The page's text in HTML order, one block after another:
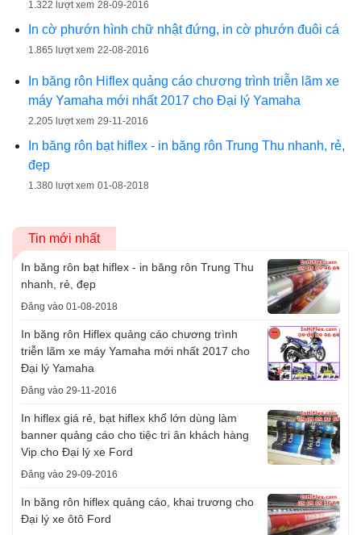
1.322 lượt xem 28-09-2016
In cờ phướn hình chữ nhật đứng, in cờ phướn đuôi cá
1.865 lượt xem 22-08-2016
In băng rôn Hiflex quảng cáo chương trình triễn lãm xe
máy Yamaha mới nhất 2017 cho Đại lý Yamaha
2.205 lượt xem 29-11-2016
In băng rôn bạt hiflex - in băng rôn Trung Thu nhanh, rẻ,
đẹp
1.380 lượt xem 01-08-2018
Tin mới nhất
In băng rôn bạt hiflex - in băng rôn Trung Thu
nhanh, rẻ, đẹp
Đăng vào 01-08-2018
In băng rôn Hiflex quảng cáo chương trình
triễn lãm xe máy Yamaha mới nhất 2017 cho
Đại lý Yamaha
Đăng vào 29-11-2016
In hiflex giá rẻ, bạt hiflex khổ lớn dùng làm
banner quảng cáo cho tiệc tri ân khách hàng
Vip cho Đại lý xe Ford
Đăng vào 29-09-2016
In băng rôn hiflex quảng cáo, khai trương cho
Đại lý xe ôtô Ford